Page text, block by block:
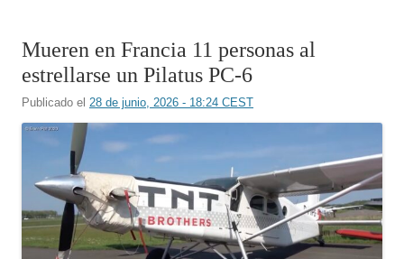
Mueren en Francia 11 personas al
estrellarse un Pilatus PC-6
Publicado el 28 de junio, 2026 - 18:24 CEST